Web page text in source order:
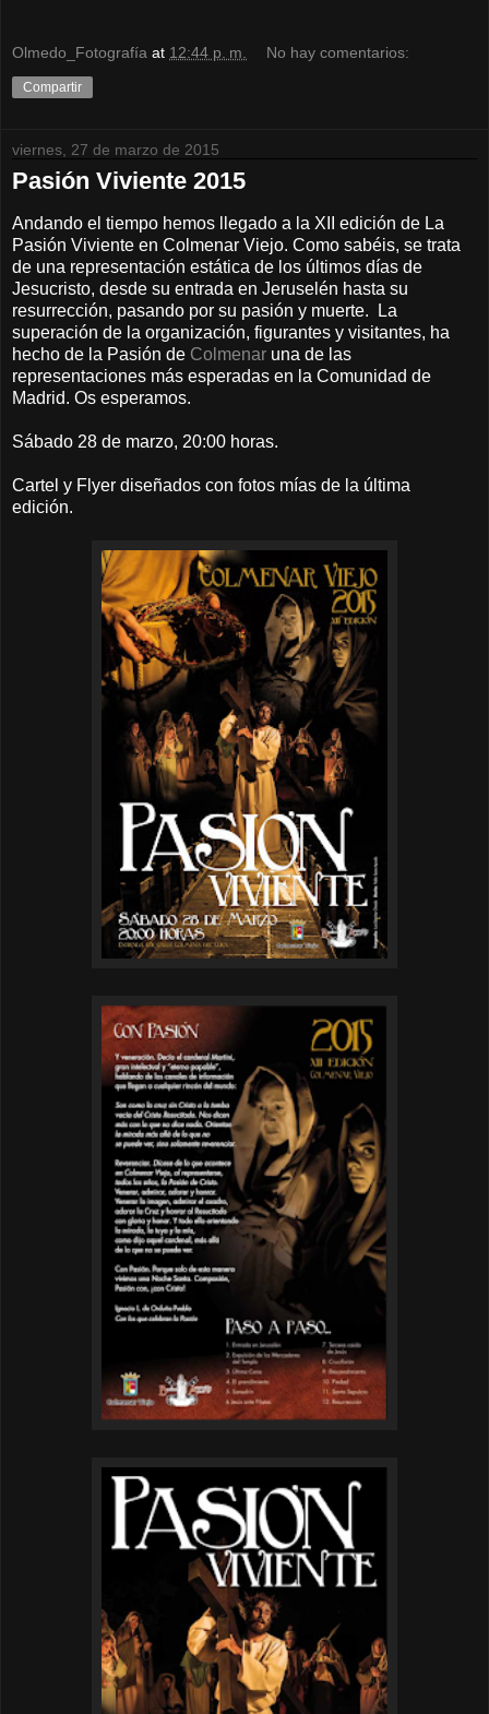
Olmedo_Fotografía at 12:44 p. m. No hay comentarios:
Compartir
viernes, 27 de marzo de 2015
Pasión Viviente 2015
Andando el tiempo hemos llegado a la XII edición de La
Pasión Viviente en Colmenar Viejo. Como sabéis, se trata
de una representación estática de los últimos días de
Jesucristo, desde su entrada en Jeruselén hasta su
resurrección, pasando por su pasión y muerte. La
superación de la organización, figurantes y visitantes, ha
hecho de la Pasión de Colmenar una de las
representaciones más esperadas en la Comunidad de
Madrid. Os esperamos.
Sábado 28 de marzo, 20:00 horas.
Cartel y Flyer diseñados con fotos mías de la última
edición.